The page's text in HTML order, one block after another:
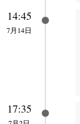
14:45
7月14日
17:35